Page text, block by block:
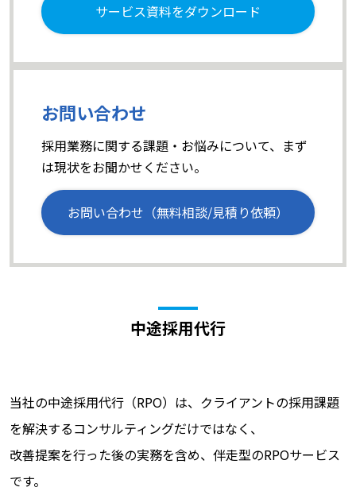
サービス資料をダウンロード
お問い合わせ
採用業務に関する課題・お悩みについて、まず
は現状をお聞かせください。
お問い合わせ（無料相談/見積り依頼）
中途採用代行
当社の中途採用代行（RPO）は、クライアントの採用課題
を解決するコンサルティングだけではなく、
改善提案を行った後の実務を含め、伴走型のRPOサービス
です。